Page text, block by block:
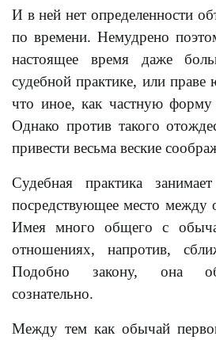
И в ней нет определенности
по времени. Немудрено
настоящее время даже
судебной практике, или
что иное, как частную
Однако против такого
привести весьма веские
Судебная практика
посредствующее место между
Имея много общего с
отношениях, напротив,
Подобно закону, она
сознательно.
Между тем как обычай